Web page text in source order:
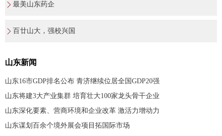
最美山东药企
百廿山大，强校兴国
山东新闻
山东16市GDP排名公布 青济继续位居全国GDP20强
山东将建3大产业集群 培育壮大100家龙头骨干企业
山东深化要素、营商环境和企业改革 激活力增动力
山东谋划百余个境外展会项目拓国际市场